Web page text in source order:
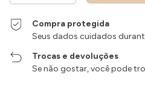
Compra protegida
Seus dados cuidados
Trocas e devoluções
Se não gostar, você pode